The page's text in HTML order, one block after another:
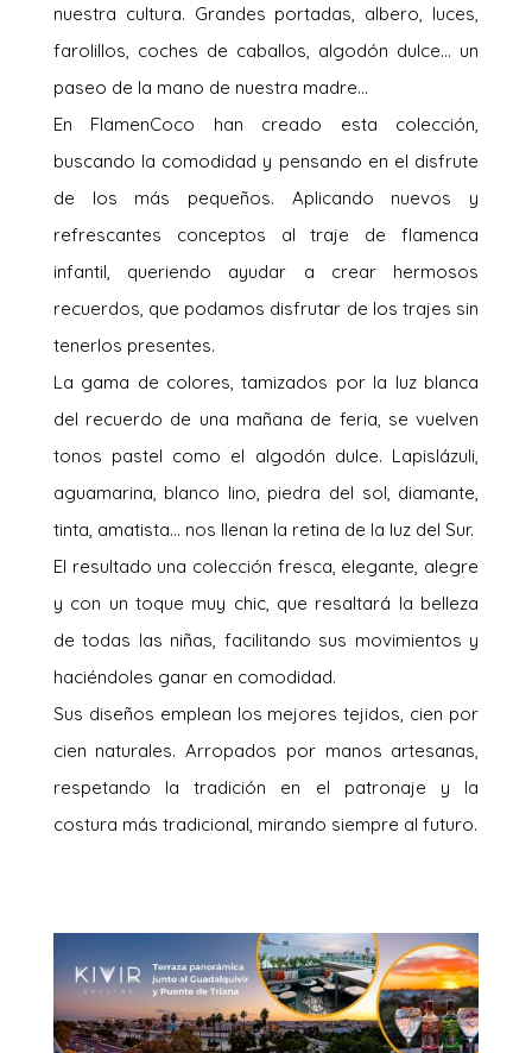
nuestra cultura. Grandes portadas, albero, luces,
farolillos, coches de caballos, algodón dulce… un
paseo de la mano de nuestra madre…
En FlamenCoco han creado esta colección,
buscando la comodidad y pensando en el disfrute
de los más pequeños. Aplicando nuevos y
refrescantes conceptos al traje de flamenca
infantil, queriendo ayudar a crear hermosos
recuerdos, que podamos disfrutar de los trajes sin
tenerlos presentes.
La gama de colores, tamizados por la luz blanca
del recuerdo de una mañana de feria, se vuelven
tonos pastel como el algodón dulce. Lapislázuli,
aguamarina, blanco lino, piedra del sol, diamante,
tinta, amatista… nos llenan la retina de la luz del Sur.
El resultado una colección fresca, elegante, alegre
y con un toque muy chic, que resaltará la belleza
de todas las niñas, facilitando sus movimientos y
haciéndoles ganar en comodidad.
Sus diseños emplean los mejores tejidos, cien por
cien naturales. Arropados por manos artesanas,
respetando la tradición en el patronaje y la
costura más tradicional, mirando siempre al futuro.